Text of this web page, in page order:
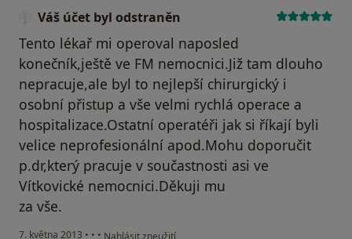
Váš účet byl odstraněn
Tento lékař mi operoval naposled
konečník,ještě ve FM nemocnici.Již tam dlouho
nepracuje,ale byl to nejlepší chirurgický i
osobní přistup a vše velmi rychlá operace a
hospitalizace.Ostatní operatéři jak si říkají byli
velice neprofesionální apod.Mohu doporučit
p.dr,který pracuje v součastnosti asi ve
Vítkovické nemocnici.Děkuji mu
za vše.
7. května 2013 • • • podle názoru uživatele Váš účet byl odstraněn
Nahlásit zneužití